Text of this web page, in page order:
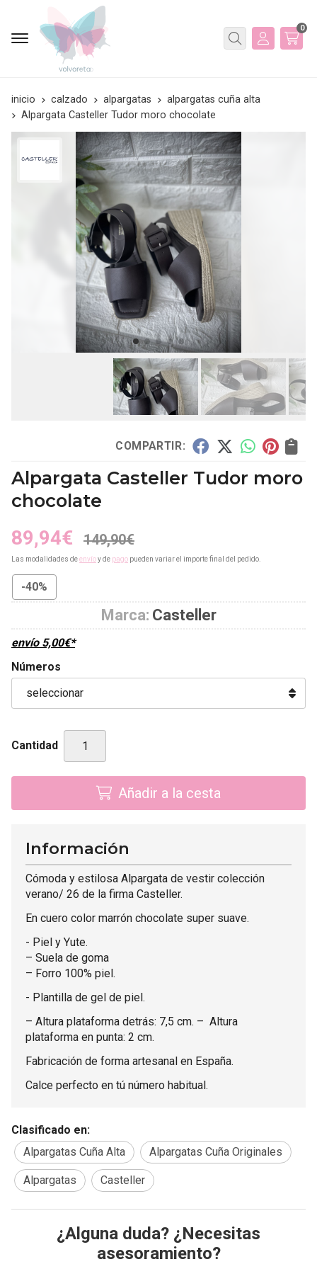
Buscar
0
inicio calzado alpargatas
alpargatas cuña alta
Alpargata Casteller Tudor moro chocolate
COMPARTIR:
Alpargata Casteller Tudor moro
chocolate
89,94€ 149,90€
Las modalidades deenvíoy de pago pueden variar el importe final del pedido.
-40%
Marca: Casteller
envío 5,00€*
Números
Cantidad
Añadir a la cesta
Información
Cómoda y estilosa Alpargata de vestir colección
verano/ 26 de la firma Casteller.
En cuero color marrón chocolate super suave.
- Piel y Yute.
– Suela de goma
– Forro 100% piel.
- Plantilla de gel de piel.
– Altura plataforma detrás: 7,5 cm. – Altura
plataforma en punta: 2 cm.
Fabricación de forma artesanal en España.
Calce perfecto en tú número habitual.
Clasificado en:
Alpargatas Cuña Alta
Alpargatas Cuña Originales
Alpargatas Casteller
¿Alguna duda? ¿Necesitas
asesoramiento?